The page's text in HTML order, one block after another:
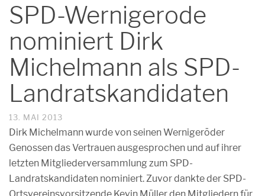
SPD-Wernigerode
nominiert Dirk
Michelmann als SPD-
Landratskandidaten
13. MAI 2013
Dirk Michelmann wurde von seinen Wernigeröder
Genossen das Vertrauen ausgesprochen und auf ihrer
letzten Mitgliederversammlung zum SPD-
Landratskandidaten nominiert. Zuvor dankte der SPD-